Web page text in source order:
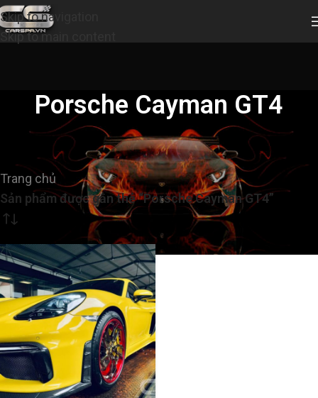
Skip to navigation
Skip to main content
Porsche Cayman GT4
Trang chủ
Sản phẩm được gắn thẻ “Porsche Cayman GT4”